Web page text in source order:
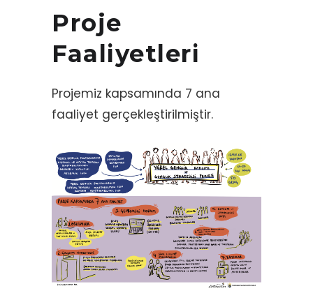
Proje
Faaliyetleri
Projemiz kapsamında 7 ana
faaliyet gerçekleştirilmiştir.